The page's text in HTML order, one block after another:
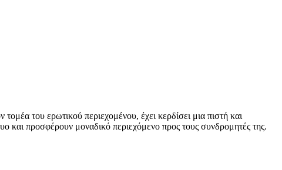
του ερωτικού περιεχομένου, έχει κερδίσει μια πιστή και
προσφέρουν μοναδικό περιεχόμενο προς τους συνδρομητές της.